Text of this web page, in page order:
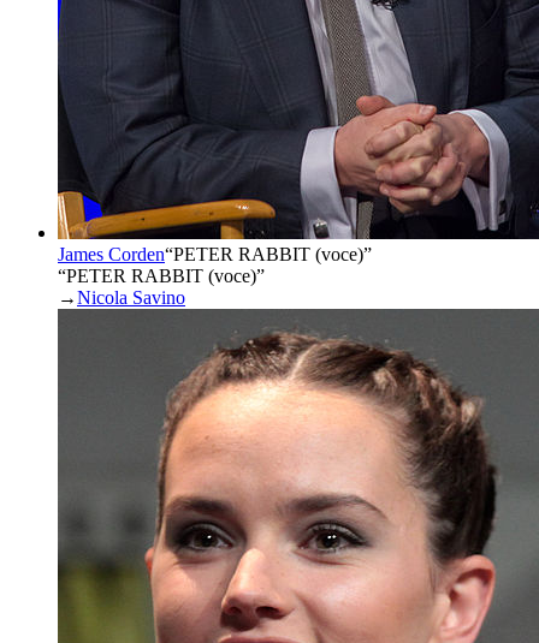
James Corden“PETER RABBIT (voce)”
“PETER RABBIT (voce)”
→Nicola Savino